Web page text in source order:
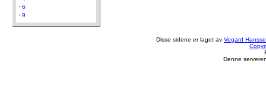
6
9
Disse sidene er laget av Vegard
Denne